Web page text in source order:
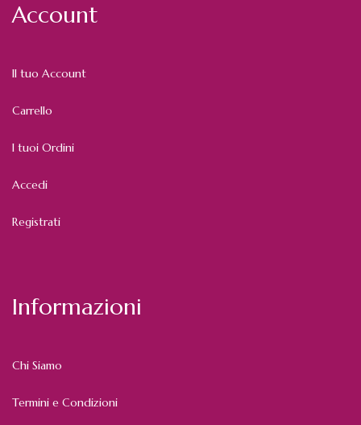
Account
Il tuo Account
Carrello
I tuoi Ordini
Accedi
Registrati
Informazioni
Chi Siamo
Termini e Condizioni